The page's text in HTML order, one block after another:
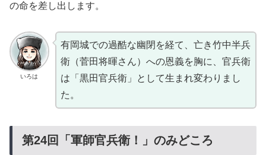
の命を差し出します。
いろは
有岡城での過酷な幽閉を経て、亡き竹中半兵
衛（菅田将暉さん）への恩義を胸に、官兵衛
は「黒田官兵衛」として生まれ変わりまし
た。
第24回「軍師官兵衛！」のみどころ